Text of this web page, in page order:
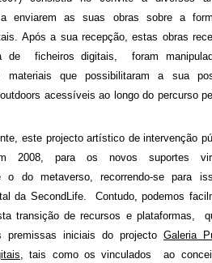
a enviarem as suas obras sobre a
Após a sua recepção, estas obras
de ficheiros digitais, foram
materiais que possibilitaram a sua
acessíveis ao longo do percurso
este projecto artístico de intervenção
2008, para os novos suportes
o do metaverso, recorrendo-se para
da SecondLife. Contudo, podemos
transição de recursos e plataformas,
premissas iniciais do projecto Galeria
, tais como os vinculados ao